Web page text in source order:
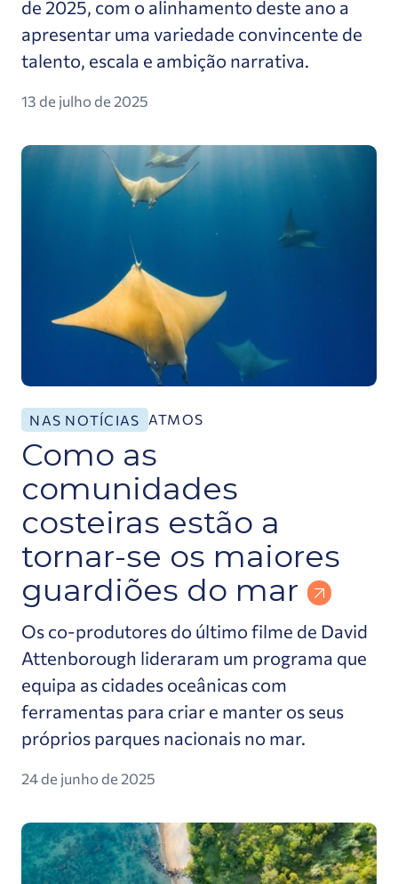
de 2025, com o alinhamento deste ano a
apresentar uma variedade convincente de
talento, escala e ambição narrativa.
13 de julho de 2025
Como as comunidades costeiras estão a tornar-
NAS NOTÍCIAS ATMOS
Como as
comunidades
costeiras estão a
tornar-se os maiores
guardiões do mar
Os co-produtores do último filme de David
Attenborough lideraram um programa que
equipa as cidades oceânicas com
ferramentas para criar e manter os seus
próprios parques nacionais no mar.
24 de junho de 2025
O oceano está em crise. Um novo esforço está